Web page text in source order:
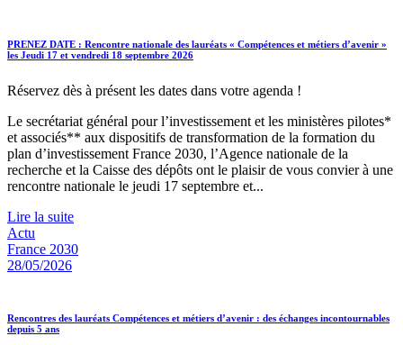
PRENEZ DATE : Rencontre nationale des lauréats « Compétences et métiers d’avenir »
les Jeudi 17 et vendredi 18 septembre 2026
Réservez dès à présent les dates dans votre agenda !
Le secrétariat général pour l’investissement et les ministères pilotes*
et associés** aux dispositifs de transformation de la formation du
plan d’investissement France 2030, l’Agence nationale de la
recherche et la Caisse des dépôts ont le plaisir de vous convier à une
rencontre nationale le jeudi 17 septembre et...
Lire la suite
Actu
France 2030
28/05/2026
Rencontres des lauréats Compétences et métiers d’avenir : des échanges incontournables
depuis 5 ans